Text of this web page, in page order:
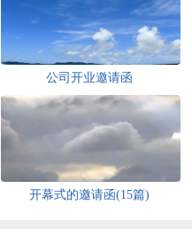
公司开业邀请函
开幕式的邀请函(15篇)